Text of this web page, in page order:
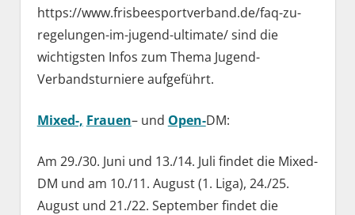
https://www.frisbeesportverband.de/faq-zu-
regelungen-im-jugend-ultimate/ sind die
wichtigsten Infos zum Thema Jugend-
Verbandsturniere aufgeführt.
Mixed-, Frauen– und Open-DM:
Am 29./30. Juni und 13./14. Juli findet die Mixed-
DM und am 10./11. August (1. Liga), 24./25.
August und 21./22. September findet die